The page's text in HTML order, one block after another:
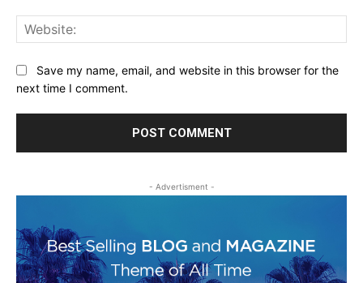
Save my name, email, and website in this browser for the
next time I comment.
- Advertisment -